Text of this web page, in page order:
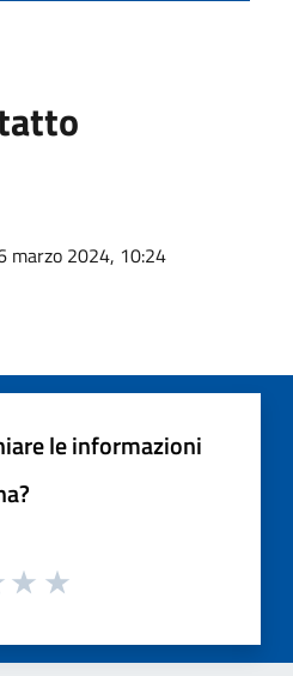
marzo 2024, 10:24
le informazioni